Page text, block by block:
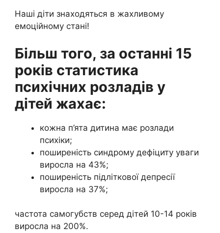
Наші діти знаходяться в жахливому
емоційному стані!
Більш того, за останні 15
років статистика
психічних розладів у
дітей жахає:
кожна п’ята дитина має розлади
психіки;
поширеність синдрому дефіциту уваги
виросла на 43%;
поширеність підліткової депресії
виросла на 37%;
частота самогубств серед дітей 10-14 років
виросла на 200%.